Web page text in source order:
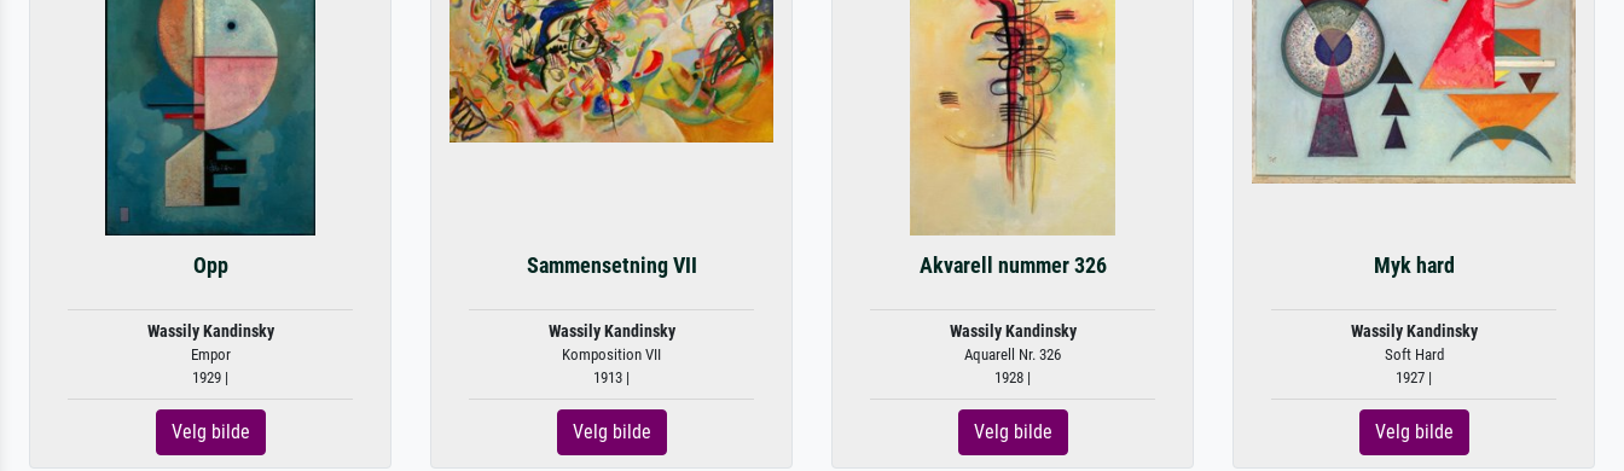
Opp
Wassily Kandinsky
Empor
1929 |
Velg bilde
Sammensetning VII
Wassily Kandinsky
Komposition VII
1913 |
Velg bilde
Akvarell nummer 326
Wassily Kandinsky
Aquarell Nr. 326
1928 |
Velg bilde
Myk hard
Wassily Kandinsky
Soft Hard
1927 |
Velg bilde